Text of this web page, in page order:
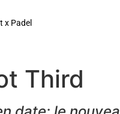
x Padel
Third